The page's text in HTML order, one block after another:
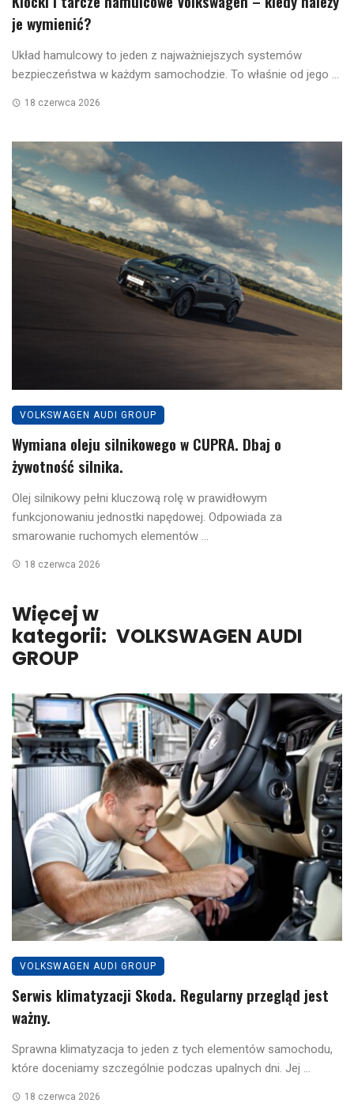
je wymienić?
Układ hamulcowy to jeden z najważniejszych systemów
bezpieczeństwa w każdym samochodzie. To właśnie od jego ...
18 czerwca 2026
VOLKSWAGEN AUDI GROUP
Wymiana oleju silnikowego w CUPRA. Dbaj o
żywotność silnika.
Olej silnikowy pełni kluczową rolę w prawidłowym
funkcjonowaniu jednostki napędowej. Odpowiada za
smarowanie ruchomych elementów ...
18 czerwca 2026
Więcej w
kategorii: VOLKSWAGEN AUDI
GROUP
VOLKSWAGEN AUDI GROUP
Serwis klimatyzacji Skoda. Regularny przegląd jest
ważny.
Sprawna klimatyzacja to jeden z tych elementów samochodu,
które doceniamy szczególnie podczas upalnych dni. Jej ...
18 czerwca 2026